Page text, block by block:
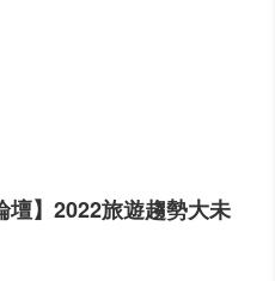
壇】2022旅遊趨勢大未